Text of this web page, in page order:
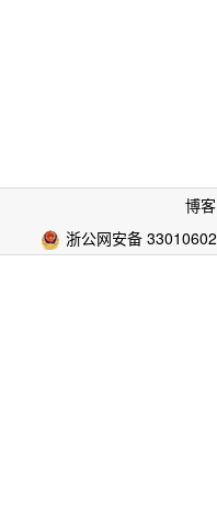
博
浙公网安备